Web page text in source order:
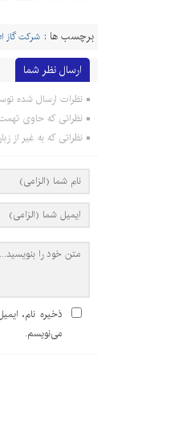
برچسب ها : شرکت گاز
ارسال نظر شما
نظرات ارسال شده
نظراتی که حاوی
نظراتی که به غیر از
ذخیره نام،
می‌نویسم.